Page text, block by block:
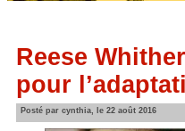
Reese
pour
Posté par cynthia, le 22 août 2016